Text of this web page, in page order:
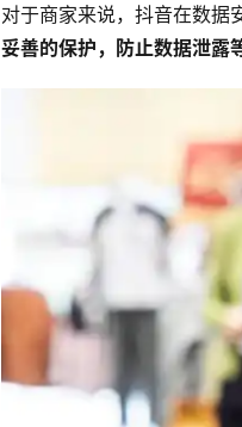
对于商家来说，抖音在数据
妥善的保护，防止数据泄露